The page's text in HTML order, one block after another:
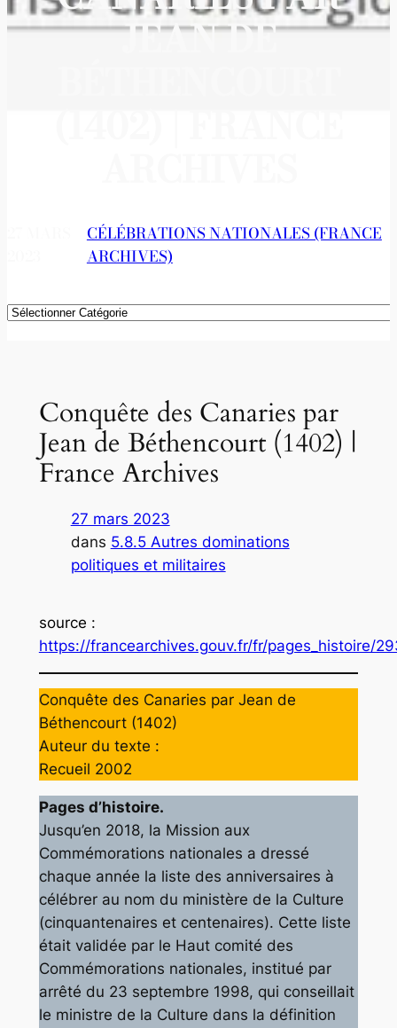
JEAN DE
CÉLÉBRATIONS NATIONALES (FRANCE
ARCHIVES)
Catégories
Conquête des Canaries par
Jean de Béthencourt (1402) |
France Archives
27 mars 2023
dans 5.8.5 Autres dominations
politiques et militaires
source :
https://francearchives.gouv.fr/fr/pages_histoire/
Conquête des Canaries par Jean de
Béthencourt (1402)
Auteur du texte :
Recueil 2002
Pages d’histoire.
Jusqu’en 2018, la Mission aux
Commémorations nationales a dressé
chaque année la liste des anniversaires à
célébrer au nom du ministère de la Culture
(cinquantenaires et centenaires). Cette liste
était validée par le Haut comité des
Commémorations nationales, institué par
arrêté du 23 septembre 1998, qui conseillait
le ministre de la Culture dans la définition